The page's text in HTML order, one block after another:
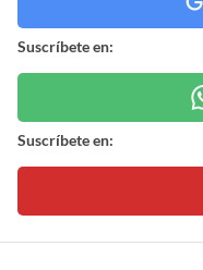
Suscríbete en:
Suscríbete en: